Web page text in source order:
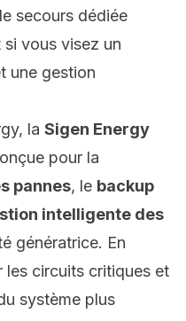
secours dédiée
vous visez un
une gestion
la Sigen Energy
pour la
pannes, le backup
intelligente des
génératrice. En
les circuits critiques et
système plus